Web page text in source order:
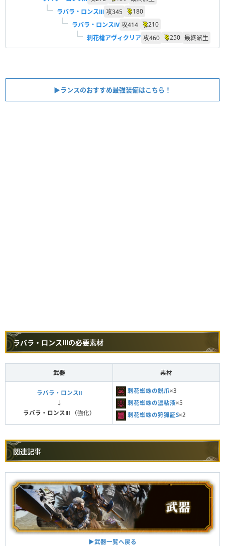
ラバラ・ロンスⅢ 攻345
180
ラバラ・ロンスⅣ 攻414
210
刺花槍アヴィクリア 攻460 250 最終派生
▶︎ランスのおすすめ最強装備はこちら！
ラバラ・ロンスⅢの必要素材
武器 素材
ラバラ・ロンスⅡ
↓
ラバラ・ロンスⅢ（強化）
刺花蜘蛛の鋭爪×3
刺花蜘蛛の濃粘液×5
刺花蜘蛛の狩猟証S×2
関連記事
▶︎武器一覧へ戻る